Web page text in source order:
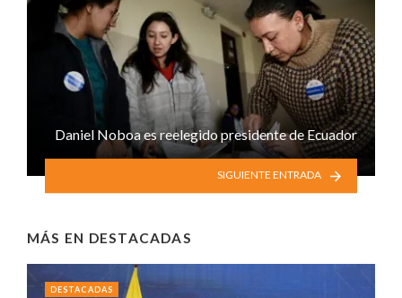
Daniel Noboa es reelegido presidente de Ecuador
SIGUIENTE ENTRADA
MÁS EN DESTACADAS
DESTACADAS